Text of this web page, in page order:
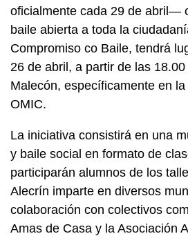
oficialmente cada 29 de abril—
baile abierta a toda la
Compromiso co Baile, tendrá
26 de abril, a partir de las
Malecón, específicamente en
OMIC.
La iniciativa consistirá en una
y baile social en formato de
participarán alumnos de los
Alecrín imparte en diversos
colaboración con colectivos
Amas de Casa y la Asociación